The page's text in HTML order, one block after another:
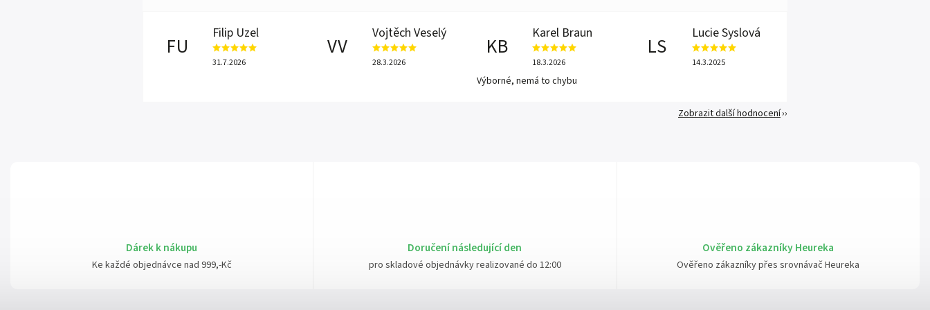
Dárek k nákupu
Ke každé objednávce nad 999,-Kč
Doručení následující den
pro skladové objednávky realizované do 12:00
Ověřeno zákazníky Heureka
Ověřeno zákazníky přes srovnávač Heureka
FU
Filip Uzel
31.7.2026
VV
Vojtěch Veselý
28.3.2026
KB
Karel Braun
18.3.2026
Výborné, nemá to chybu
LS
Lucie Syslová
14.3.2025
Zobrazit další hodnocení